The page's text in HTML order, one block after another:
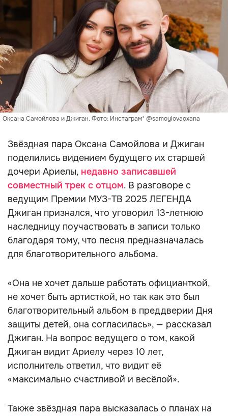
Оксана Самойлова и Джиган. Фото: Инстаграм* @samoylovaoxana
Звёздная пара Оксана Самойлова и Джиган
поделились видением будущего их старшей
дочери Ариелы, недавно записавшей
совместный трек с отцом. В разговоре с
ведущим Премии МУЗ-ТВ 2025 ЛЕГЕНДА
Джиган признался, что уговорил 13-летнюю
наследницу поучаствовать в записи только
благодаря тому, что песня предназначалась
для благотворительного альбома.
«Она не хочет дальше работать официанткой,
не хочет быть артисткой, но так как это был
благотворительный альбом в преддверии Дня
защиты детей, она согласилась», — рассказал
Джиган. На вопрос ведущего о том, какой
Джиган видит Ариелу через 10 лет,
исполнитель ответил, что видит её
«максимально счастливой и весёлой».
Также звёздная пара высказалась о планах на